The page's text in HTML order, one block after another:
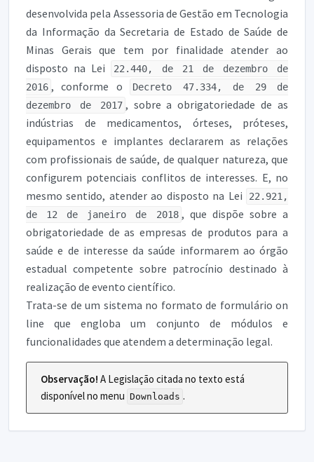
desenvolvida pela Assessoria de Gestão em Tecnologia
da Informação da Secretaria de Estado de Saúde de
Minas Gerais que tem por finalidade atender ao
disposto na Lei
22.440, de 21 de dezembro de
2016 , conforme o
Decreto 47.334, de 29 de
dezembro de 2017 , sobre a obrigatoriedade de as
indústrias de medicamentos, órteses, próteses,
equipamentos e implantes declararem as relações
com profissionais de saúde, de qualquer natureza, que
configurem potenciais conflitos de interesses. E, no
mesmo sentido, atender ao disposto na Lei
22.921,
de 12 de janeiro de 2018 , que dispõe sobre a
obrigatoriedade de as empresas de produtos para a
saúde e de interesse da saúde informarem ao órgão
estadual competente sobre patrocínio destinado à
realização de evento científico.
Trata-se de um sistema no formato de formulário on
line que engloba um conjunto de módulos e
funcionalidades que atendem a determinação legal.
Observação! A Legislação citada no texto está
disponível no menu Downloads .